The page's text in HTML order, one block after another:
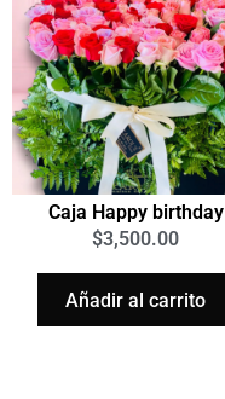
Caja Happy birthday
$3,500.00
Añadir al carrito